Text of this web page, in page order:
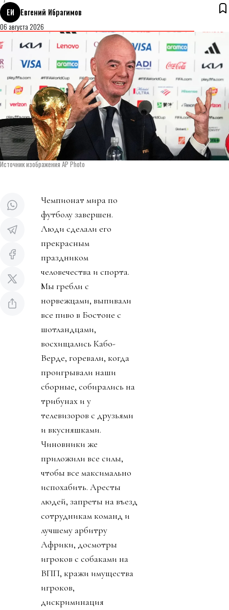
ЕИ
Евгений Ибрагимов
06 августа 2026
Источник изображения AP Photo
Чемпионат мира по
футболу завершен.
Люди сделали его
прекрасным
праздником
человечества и спорта.
Мы гребли с
норвежцами, выпивали
все пиво в Бостоне с
шотландцами,
восхищались Кабо-
Верде, горевали, когда
проигрывали наши
сборные, собирались на
трибунах и у
телевизоров с друзьями
и вкусняшками.
Чиновники же
приложили все силы,
чтобы все максимально
испохабить. Аресты
людей, запреты на въезд
сотрудникам команд и
лучшему арбитру
Африки, досмотры
игроков с собаками на
ВПП, кражи имущества
игроков,
дискриминация